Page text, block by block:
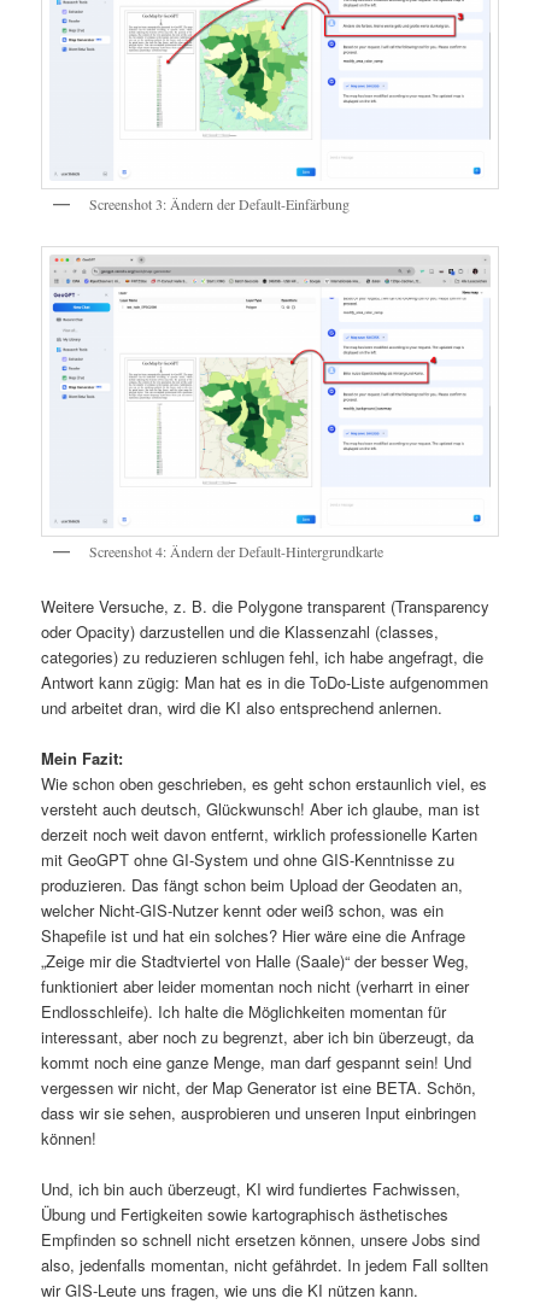
Screenshot 3: Ändern der Default-Einfärbung
Screenshot 4: Ändern der Default-Hintergrundkarte
Weitere Versuche, z. B. die Polygone transparent (Transparency
oder Opacity) darzustellen und die Klassenzahl (classes,
categories) zu reduzieren schlugen fehl, ich habe angefragt, die
Antwort kann zügig: Man hat es in die ToDo-Liste aufgenommen
und arbeitet dran, wird die KI also entsprechend anlernen.
Mein Fazit:
Wie schon oben geschrieben, es geht schon erstaunlich viel, es
versteht auch deutsch, Glückwunsch! Aber ich glaube, man ist
derzeit noch weit davon entfernt, wirklich professionelle Karten
mit GeoGPT ohne GI-System und ohne GIS-Kenntnisse zu
produzieren. Das fängt schon beim Upload der Geodaten an,
welcher Nicht-GIS-Nutzer kennt oder weiß schon, was ein
Shapefile ist und hat ein solches? Hier wäre eine die Anfrage
„Zeige mir die Stadtviertel von Halle (Saale)“ der besser Weg,
funktioniert aber leider momentan noch nicht (verharrt in einer
Endlosschleife). Ich halte die Möglichkeiten momentan für
interessant, aber noch zu begrenzt, aber ich bin überzeugt, da
kommt noch eine ganze Menge, man darf gespannt sein! Und
vergessen wir nicht, der Map Generator ist eine BETA. Schön,
dass wir sie sehen, ausprobieren und unseren Input einbringen
können!
Und, ich bin auch überzeugt, KI wird fundiertes Fachwissen,
Übung und Fertigkeiten sowie kartographisch ästhetisches
Empfinden so schnell nicht ersetzen können, unsere Jobs sind
also, jedenfalls momentan, nicht gefährdet. In jedem Fall sollten
wir GIS-Leute uns fragen, wie uns die KI nützen kann.